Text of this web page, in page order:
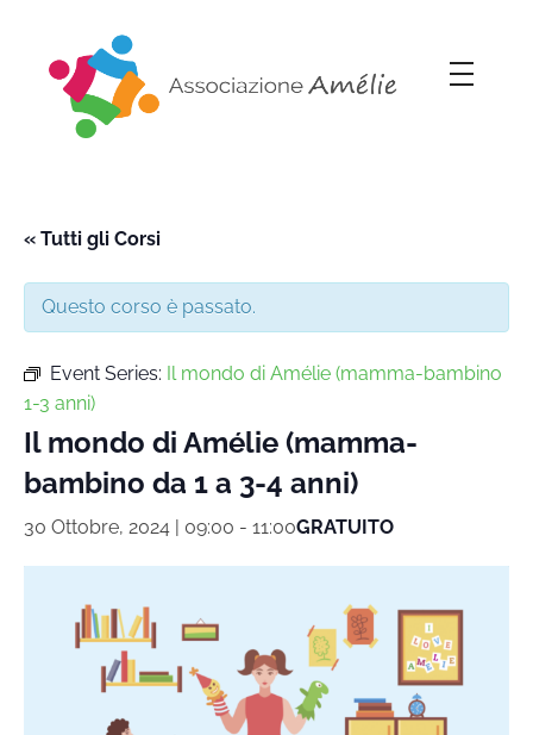
« Tutti gli Corsi
Questo corso è passato.
Event Series: Il mondo di Amélie (mamma-bambino
1-3 anni)
Il mondo di Amélie (mamma-
bambino da 1 a 3-4 anni)
30 Ottobre, 2024 | 09:00 - 11:00GRATUITO